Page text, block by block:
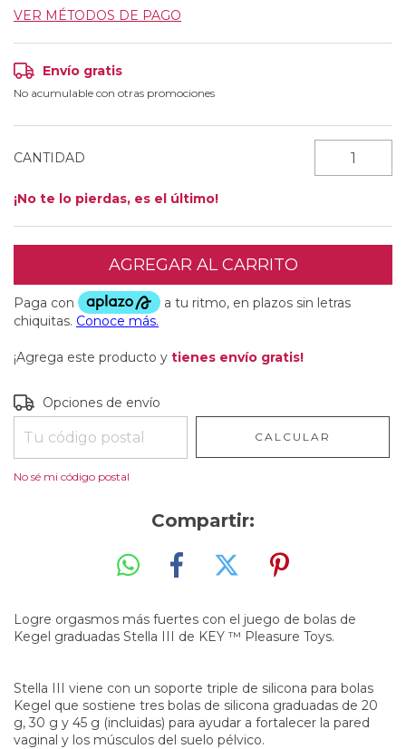
VER MÉTODOS DE PAGO
Envío gratis
No acumulable con otras promociones
CANTIDAD
¡No te lo pierdas, es el último!
¡Agrega este producto y tienes envío gratis!
Entregas para el CP:
Opciones de envío
CALCULAR
No sé mi código postal
Compartir:
Logre orgasmos más fuertes con el juego de bolas de
Kegel graduadas Stella III de KEY ™ Pleasure Toys.
Stella III viene con un soporte triple de silicona para bolas
Kegel que sostiene tres bolas de silicona graduadas de 20
g, 30 g y 45 g (incluidas) para ayudar a fortalecer la pared
vaginal y los músculos del suelo pélvico.